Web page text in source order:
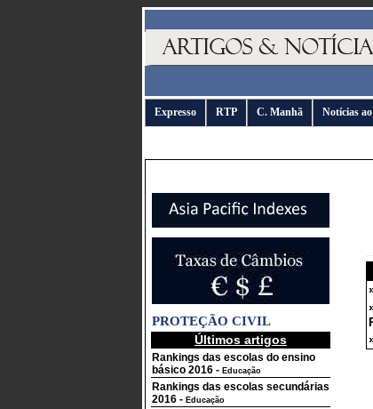
Expresso RTP C. Manhã Notícias
PROTEÇÃO CIVIL
Últimos artigos
Rankings das escolas do ensino
básico 2016 - Educação
Rankings das escolas secundárias
2016 - Educação